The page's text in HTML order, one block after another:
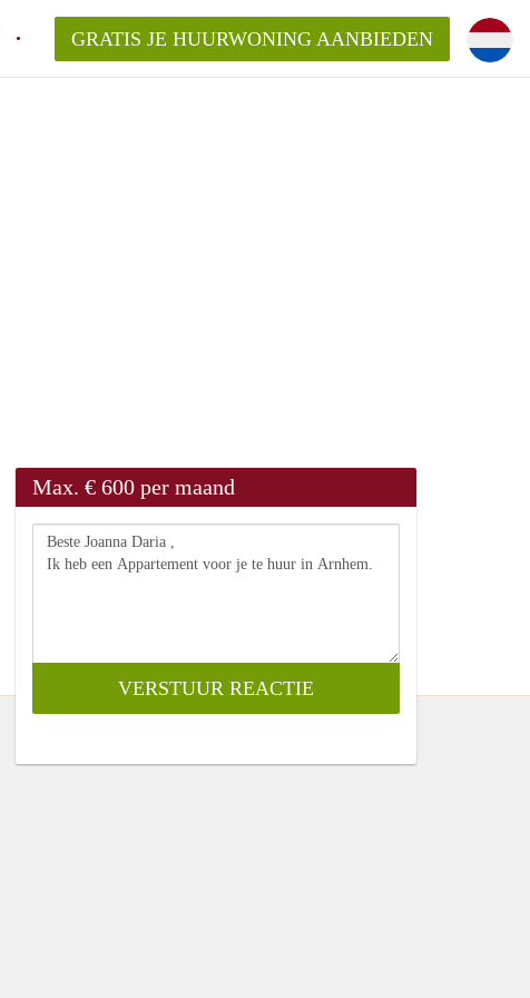
GRATIS JE HUURWONING AANBIEDEN
Max. € 600 per maand